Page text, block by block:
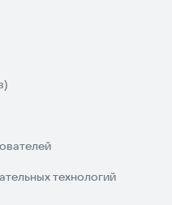
технологий